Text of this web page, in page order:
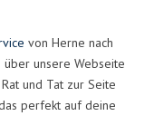
von Herne nach
über unsere Webseite
und Tat zur Seite
perfekt auf deine